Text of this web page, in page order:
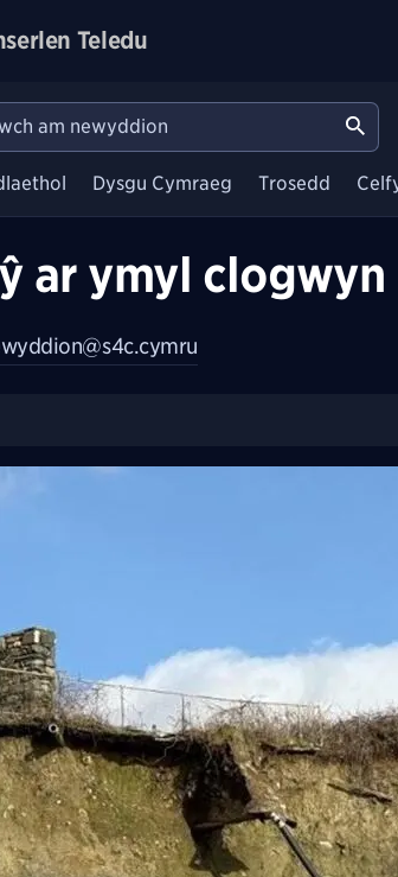
Teledu
Dysgu Cymraeg Trosedd
ar ymyl clogwyn